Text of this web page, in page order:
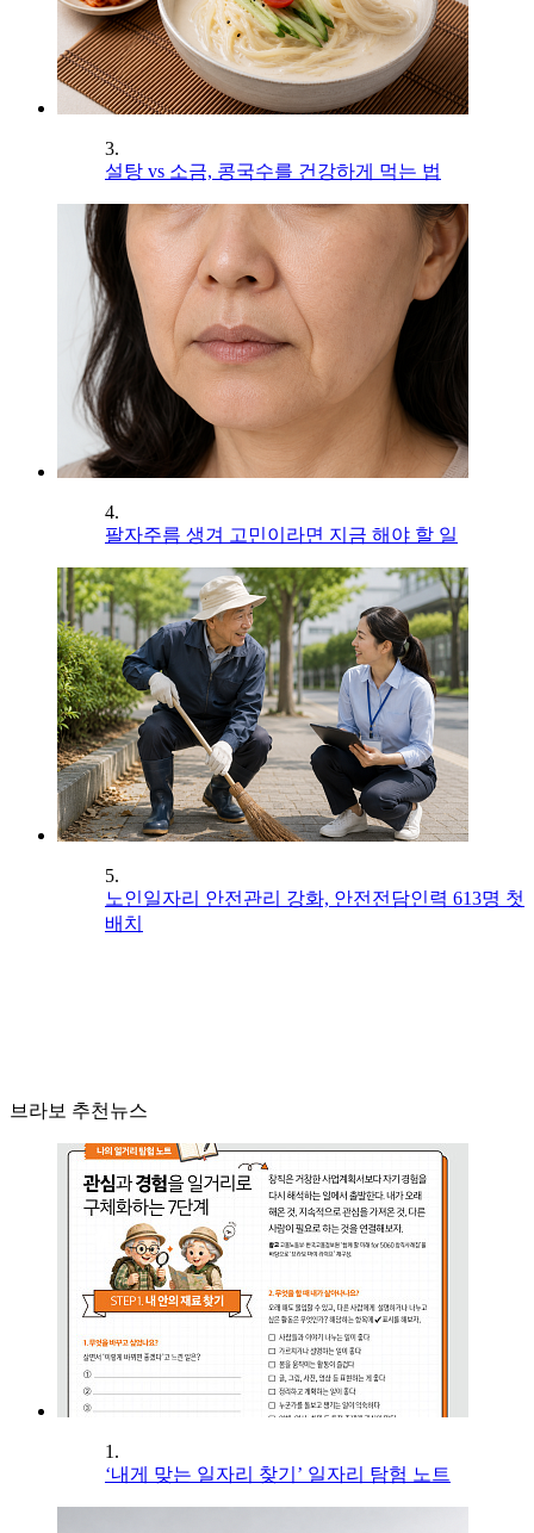
3.
설탕 vs 소금, 콩국수를 건강하게 먹는 법
4.
팔자주름 생겨 고민이라면 지금 해야 할 일
5.
노인일자리 안전관리 강화, 안전전담인력 613명 첫
배치
브라보 추천뉴스
1.
‘내게 맞는 일자리 찾기’ 일자리 탐험 노트